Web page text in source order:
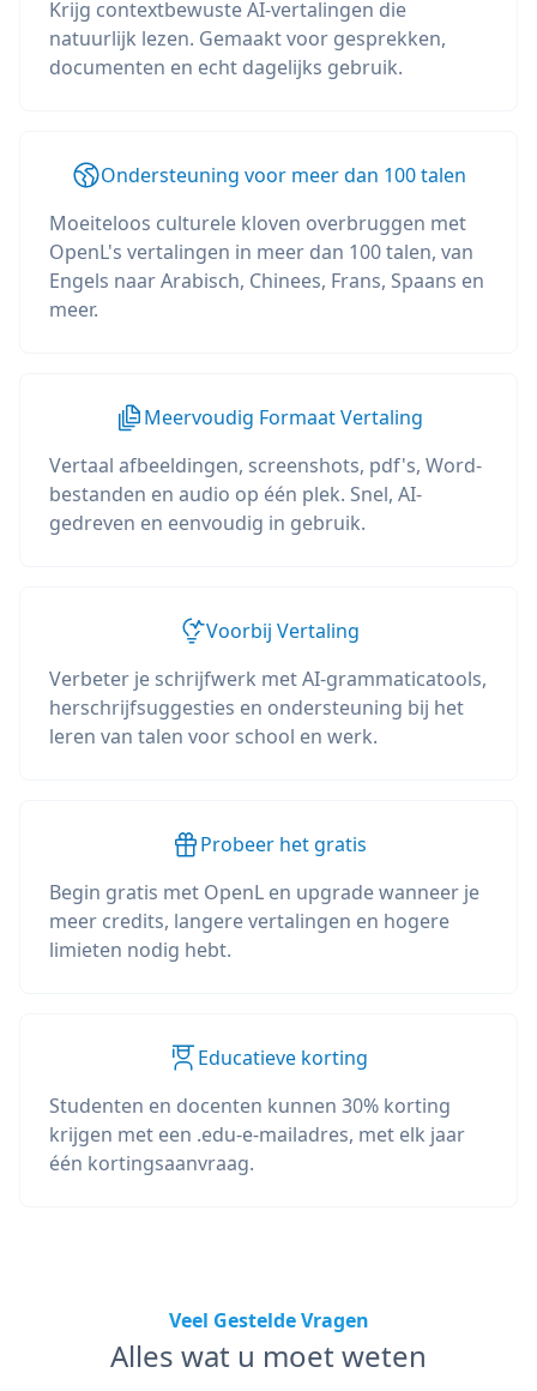
Krijg contextbewuste AI-vertalingen die
natuurlijk lezen. Gemaakt voor gesprekken,
documenten en echt dagelijks gebruik.
Ondersteuning voor meer dan 100 talen
Moeiteloos culturele kloven overbruggen met
OpenL's vertalingen in meer dan 100 talen, van
Engels naar Arabisch, Chinees, Frans, Spaans en
meer.
Meervoudig Formaat Vertaling
Vertaal afbeeldingen, screenshots, pdf's, Word-
bestanden en audio op één plek. Snel, AI-
gedreven en eenvoudig in gebruik.
Voorbij Vertaling
Verbeter je schrijfwerk met AI-grammaticatools,
herschrijfsuggesties en ondersteuning bij het
leren van talen voor school en werk.
Probeer het gratis
Begin gratis met OpenL en upgrade wanneer je
meer credits, langere vertalingen en hogere
limieten nodig hebt.
Educatieve korting
Studenten en docenten kunnen 30% korting
krijgen met een .edu-e-mailadres, met elk jaar
één kortingsaanvraag.
Veel Gestelde Vragen
Alles wat u moet weten